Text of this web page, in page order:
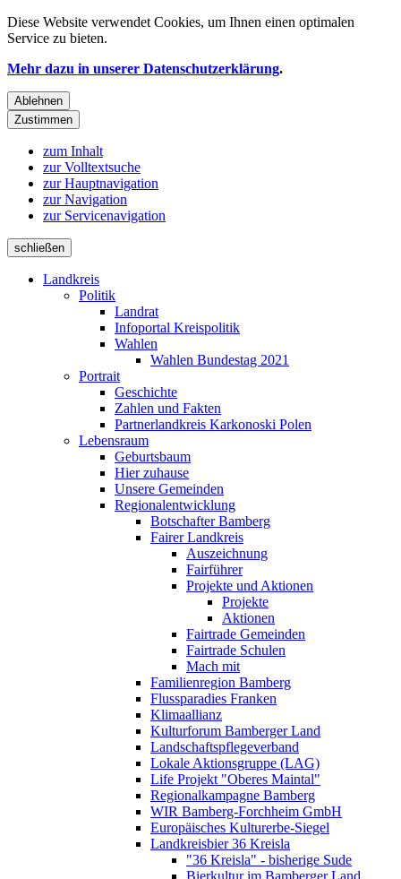
Diese Website verwendet Cookies, um Ihnen einen optimalen
Service zu bieten.
Mehr dazu in unserer Datenschutzerklärung.
Ablehnen
Zustimmen
zum Inhalt
zur Volltextsuche
zur Hauptnavigation
zur Navigation
zur Servicenavigation
schließen
Landkreis
Politik
Landrat
Infoportal Kreispolitik
Wahlen
Wahlen Bundestag 2021
Portrait
Geschichte
Zahlen und Fakten
Partnerlandkreis Karkonoski Polen
Lebensraum
Geburtsbaum
Hier zuhause
Unsere Gemeinden
Regionalentwicklung
Botschafter Bamberg
Fairer Landkreis
Auszeichnung
Fairführer
Projekte und Aktionen
Projekte
Aktionen
Fairtrade Gemeinden
Fairtrade Schulen
Mach mit
Familienregion Bamberg
Flussparadies Franken
Klimaallianz
Kulturforum Bamberger Land
Landschaftspflegeverband
Lokale Aktionsgruppe (LAG)
Life Projekt "Oberes Maintal"
Regionalkampagne Bamberg
WIR Bamberg-Forchheim GmbH
Europäisches Kulturerbe-Siegel
Landkreisbier 36 Kreisla
"36 Kreisla" - bisherige Sude
Bierkultur im Bamberger Land